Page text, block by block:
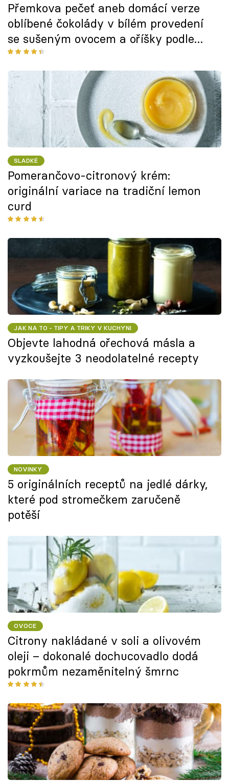
Přemkova pečeť aneb domácí verze
oblíbené čokolády v bílém provedení
se sušeným ovocem a oříšky podle
Přemka Forejta
SLADKÉ
Pomerančovo-citronový krém:
originální variace na tradiční lemon
curd
JAK NA TO - TIPY A TRIKY V KUCHYNI
Objevte lahodná ořechová másla a
vyzkoušejte 3 neodolatelné recepty
NOVINKY
5 originálních receptů na jedlé dárky,
které pod stromečkem zaručeně
potěší
OVOCE
Citrony nakládané v soli a olivovém
oleji – dokonalé dochucovadlo dodá
pokrmům nezaměnitelný šmrnc